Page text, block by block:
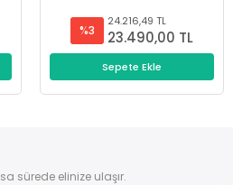
%3
24.216,49 TL
23.490,00 TL
Sepete Ekle
sürede elinize ulaşır.